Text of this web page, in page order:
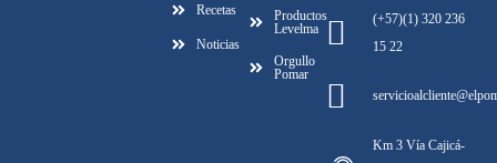
Recetas
Noticias
Productos
Levelma
Orgullo
Pomar
(+57)(1) 320 236
15 22
Km 3 Vía Cajicá-